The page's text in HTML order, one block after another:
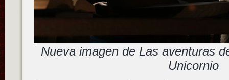
Nueva imagen de Las aventuras
Unicornio